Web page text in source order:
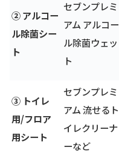
② アルコー
ル除菌シー
ト
セブンプレミ
アム アルコー
ル除菌ウェッ
ト
③ トイレ
用/フロア
用シート
セブンプレミ
アム 流せるト
イレクリーナ
ーなど